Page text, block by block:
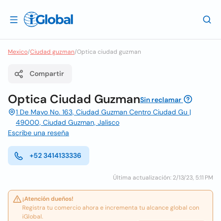
Mexico/Ciudad guzman/Optica ciudad guzman
Compartir
Optica Ciudad GuzmanSin reclamar
1 De Mayo No. 163, Ciudad Guzman Centro Ciudad Gu |
49000, Ciudad Guzman, Jalisco
Escribe una reseña
+52 3414133336
Última actualización: 2/13/23, 5:11 PM
¡Atención dueños!
Registra tu comercio ahora e incrementa tu alcance global con
iGlobal.